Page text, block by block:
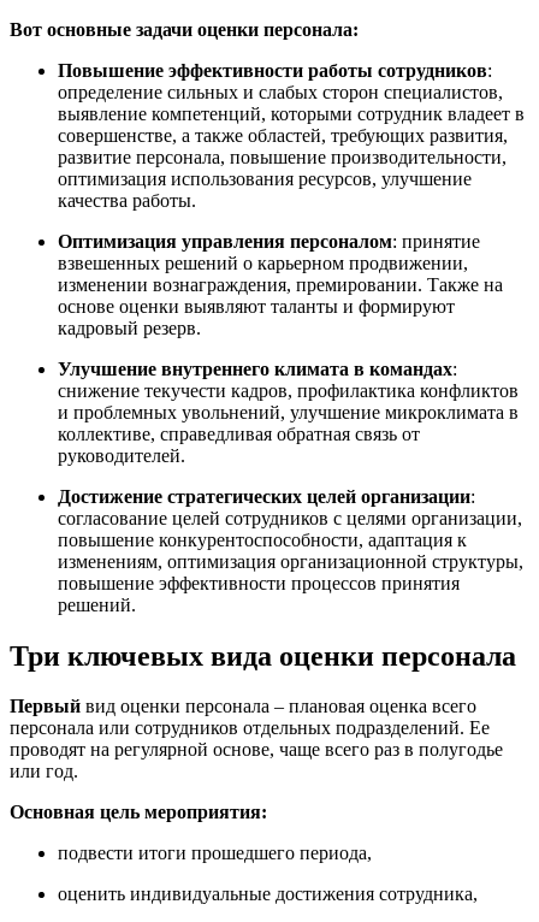
Вот основные задачи оценки персонала:
Повышение эффективности работы сотрудников:
определение сильных и слабых сторон специалистов,
выявление компетенций, которыми сотрудник владеет в
совершенстве, а также областей, требующих развития,
развитие персонала, повышение производительности,
оптимизация использования ресурсов, улучшение
качества работы.
Оптимизация управления персоналом: принятие
взвешенных решений о карьерном продвижении,
изменении вознаграждения, премировании. Также на
основе оценки выявляют таланты и формируют
кадровый резерв.
Улучшение внутреннего климата в командах:
снижение текучести кадров, профилактика конфликтов
и проблемных увольнений, улучшение микроклимата в
коллективе, справедливая обратная связь от
руководителей.
Достижение стратегических целей организации:
согласование целей сотрудников с целями организации,
повышение конкурентоспособности, адаптация к
изменениям, оптимизация организационной структуры,
повышение эффективности процессов принятия
решений.
Три ключевых вида оценки персонала
Первый вид оценки персонала – плановая оценка всего
персонала или сотрудников отдельных подразделений. Ее
проводят на регулярной основе, чаще всего раз в полугодье
или год.
Основная цель мероприятия:
подвести итоги прошедшего периода,
оценить индивидуальные достижения сотрудника,